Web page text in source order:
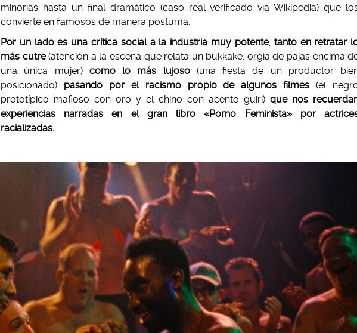
minorías hasta un final dramático (caso real verificado vía Wikipedia) que
convierte en famosos de manera póstuma.
Por un lado es una crítica social a la industria muy potente, tanto en retratar
más cutre(atención a la escena que relata un bukkake, orgía de pajas encima
una única mujer)como lo más lujoso (una fiesta de un productor
posicionado) pasando por el racismo propio de algunos filmes (el
prototípico mafioso con oro y el chino con acento guiri)que nos
experiencias narradas en el gran libro «Porno Feminista» por
racializadas.